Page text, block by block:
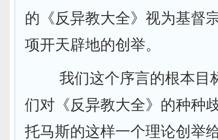
的《反异教大全》视为基督
项开天辟地的创举。
我们这个序言的根本目
们对《反异教大全》的种种
托马斯的这样一个理论创举